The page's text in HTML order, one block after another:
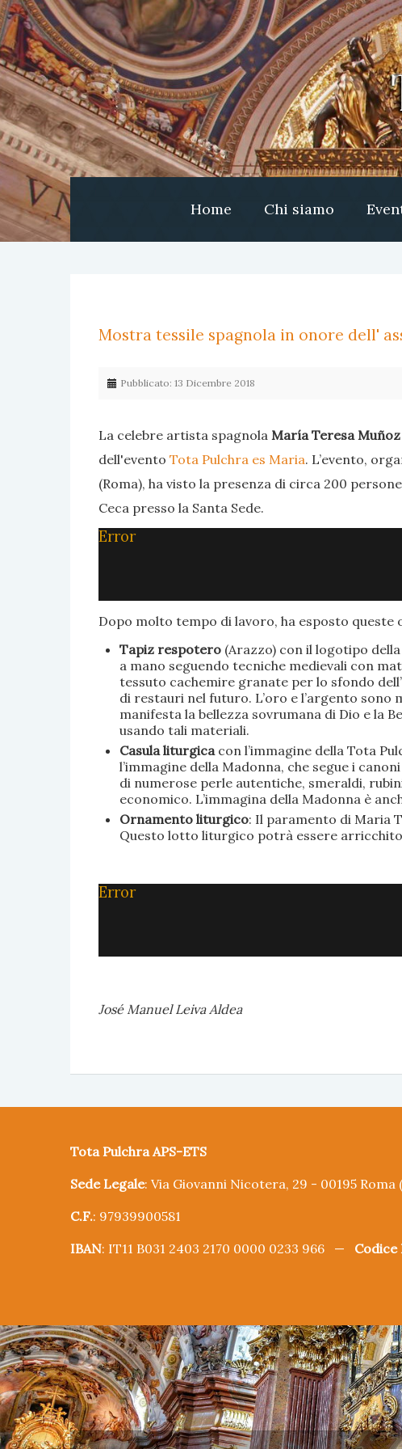
Home Chi siamo
Mostra tessile spagnola in onore dell'
Pubblicato: 13 Dicembre 2018
La celebre artista spagnola María Teresa
dell'evento Tota Pulchra es Maria. L’evento,
(Roma), ha visto la presenza di circa 200
Ceca presso la Santa Sede.
Error
Dopo molto tempo di lavoro, ha esposto queste
Tapiz respotero(Arazzo) con il logotipo
a mano seguendo tecniche medievali con
tessuto cachemire granate per lo sfondo
di restauri nel futuro. L’oro e l’argento
manifesta la bellezza sovrumana di Dio e la
usando tali materiali.
Casula liturgica con l’immagine della Tota
l’immagine della Madonna, che segue i
di numerose perle autentiche, smeraldi,
economico. L’immagina della Madonna è
Ornamento liturgico: Il paramento di Maria
Questo lotto liturgico potrà essere
Error
José Manuel Leiva Aldea
Tota Pulchra APS-ETS
Sede Legale: Via Giovanni Nicotera, 29 - 00195 Roma
C.F.: 97939900581
IBAN: IT11 B031 2403 2170 0000 0233 966 — Codice